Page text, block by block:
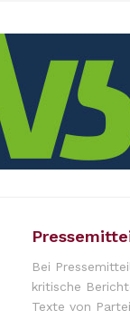
Bei
kritische
Texte von